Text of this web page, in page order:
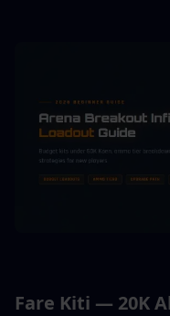
Fare Kiti — 20K